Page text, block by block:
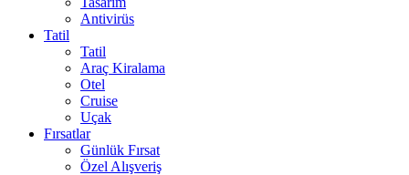
Antivirüs
Tatil
Tatil
Araç Kiralama
Otel
Cruise
Uçak
Fırsatlar
Günlük Fırsat
Özel Alışveriş